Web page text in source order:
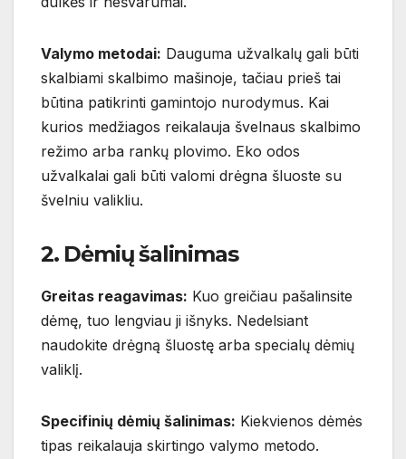
Valymo metodai: Dauguma užvalkalų gali būti
skalbiami skalbimo mašinoje, tačiau prieš tai
būtina patikrinti gamintojo nurodymus. Kai
kurios medžiagos reikalauja švelnaus skalbimo
režimo arba rankų plovimo. Eko odos
užvalkalai gali būti valomi drėgna šluoste su
švelniu valikliu.
2. Dėmių šalinimas
Greitas reagavimas: Kuo greičiau pašalinsite
dėmę, tuo lengviau ji išnyks. Nedelsiant
naudokite drėgną šluostę arba specialų dėmių
valiklį.
Specifinių dėmių šalinimas: Kiekvienos dėmės
tipas reikalauja skirtingo valymo metodo.